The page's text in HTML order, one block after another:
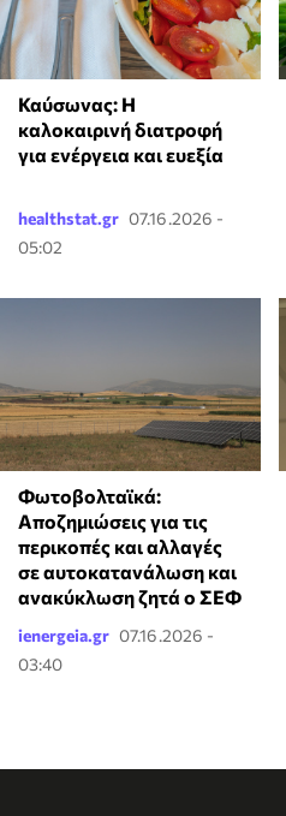
Καύσωνας: Η
καλοκαιρινή διατροφή
για ενέργεια και ευεξία
healthstat.gr 07.16.2026 -
05:02
Φωτοβολταϊκά:
Αποζημιώσεις για τις
περικοπές και αλλαγές
σε αυτοκατανάλωση και
ανακύκλωση ζητά ο ΣΕΦ
ienergeia.gr 07.16.2026 -
03:40